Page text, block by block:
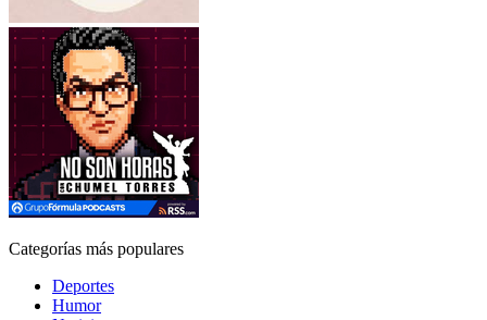
Categorías más populares
Deportes
Humor